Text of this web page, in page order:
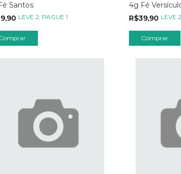
Santos
LEVE 2, PAGUE 1
4g Fé
R$39,90 LEVE
Comprar